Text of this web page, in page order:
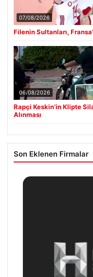
07/08/2026
Filenin Sultanları,
06/08/2026
Rapçi Keskin’in Klipte
Alınması
Son Eklenen Firmalar